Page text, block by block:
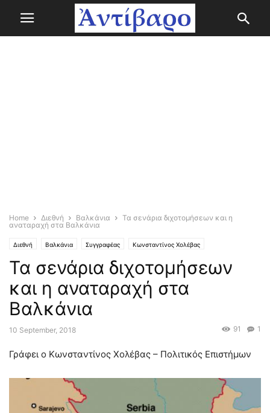
Home Διεθνή Βαλκάνια
Τα σενάρια διχοτομήσεων και η
αναταραχή στα Βαλκάνια
Διεθνή Βαλκάνια Συγγραφέας Κωνσταντίνος Χολέβας
Τα σενάρια διχοτομήσεων
και η αναταραχή στα
Βαλκάνια
10 September, 2018 1
91
Γράφει ο Κωνσταντίνος Χολέβας – Πολιτικός Επιστήμων